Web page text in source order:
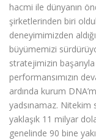
hacmi ile dünyanın
şirketlerinden biri
deneyimimizden
büyümemizi
stratejimizin
performansımızın
ardında kurum
yadsınamaz. Nitekim
yaklaşık 11 milyar
genelinde 90 bine